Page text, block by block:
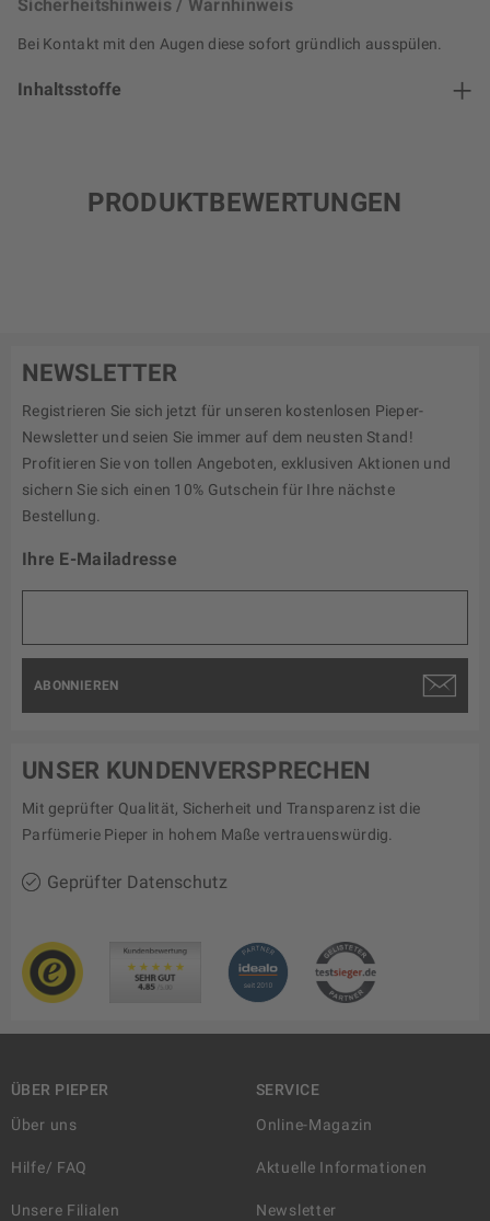
Sicherheitshinweis / Warnhinweis
Bei Kontakt mit den Augen diese sofort gründlich ausspülen.
Inhaltsstoffe
PRODUKTBEWERTUNGEN
NEWSLETTER
Registrieren Sie sich jetzt für unseren kostenlosen Pieper-
Newsletter und seien Sie immer auf dem neusten Stand!
Profitieren Sie von tollen Angeboten, exklusiven Aktionen und
sichern Sie sich einen 10% Gutschein für Ihre nächste
Bestellung.
Ihre E-Mailadresse
ABONNIEREN
UNSER KUNDENVERSPRECHEN
Mit geprüfter Qualität, Sicherheit und Transparenz ist die
Parfümerie Pieper in hohem Maße vertrauenswürdig.
Geprüfter Datenschutz
ÜBER PIEPER
Über uns
Hilfe/ FAQ
Unsere Filialen
SERVICE
Online-Magazin
Aktuelle Informationen
Newsletter